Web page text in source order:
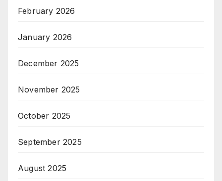
February 2026
January 2026
December 2025
November 2025
October 2025
September 2025
August 2025